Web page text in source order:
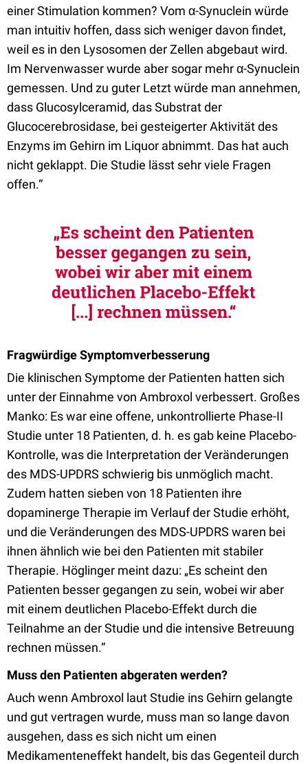
einer Stimulation kommen? Vom α-Synuclein würde
man intuitiv hoffen, dass sich weniger davon findet,
weil es in den Lysosomen der Zellen abgebaut wird.
Im Nervenwasser wurde aber sogar mehr α-Synuclein
gemessen. Und zu guter Letzt würde man annehmen,
dass Glucosylceramid, das Substrat der
Glucocerebrosidase, bei gesteigerter Aktivität des
Enzyms im Gehirn im Liquor abnimmt. Das hat auch
nicht geklappt. Die Studie lässt sehr viele Fragen
offen.“
Fragwürdige Symptomverbesserung
Die klinischen Symptome der Patienten hatten sich
unter der Einnahme von Ambroxol verbessert. Großes
Manko: Es war eine offene, unkontrollierte Phase-II
Studie unter 18 Patienten, d. h. es gab keine Placebo-
Kontrolle, was die Interpretation der Veränderungen
des MDS-UPDRS schwierig bis unmöglich macht.
Zudem hatten sieben von 18 Patienten ihre
dopaminerge Therapie im Verlauf der Studie erhöht,
und die Veränderungen des MDS-UPDRS waren bei
ihnen ähnlich wie bei den Patienten mit stabiler
Therapie. Höglinger meint dazu: „Es scheint den
Patienten besser gegangen zu sein, wobei wir aber
mit einem deutlichen Placebo-Effekt durch die
Teilnahme an der Studie und die intensive Betreuung
rechnen müssen.“
Muss den Patienten abgeraten werden?
Auch wenn Ambroxol laut Studie ins Gehirn gelangte
und gut vertragen wurde, muss man so lange davon
ausgehen, dass es sich nicht um einen
Medikamenteneffekt handelt, bis das Gegenteil durch